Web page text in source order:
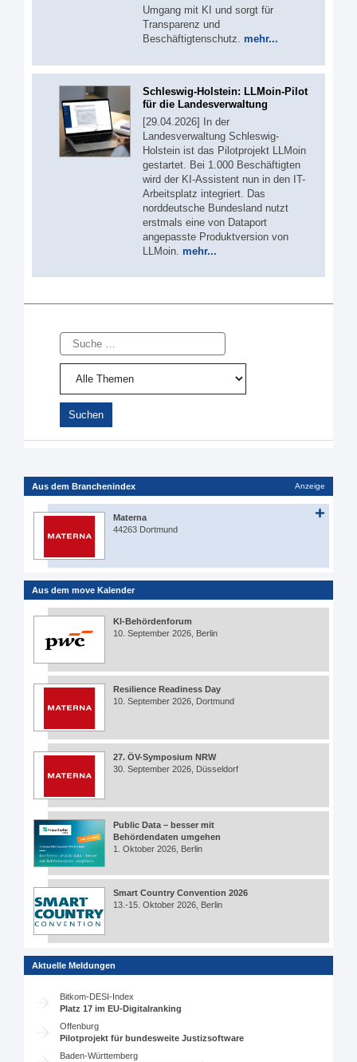
Umgang mit KI und sorgt für
Transparenz und
Beschäftigtenschutz. mehr...
Schleswig-Holstein: LLMoin-Pilot
für die Landesverwaltung
[29.04.2026] In der
Landesverwaltung Schleswig-
Holstein ist das Pilotprojekt LLMoin
gestartet. Bei 1.000 Beschäftigten
wird der KI-Assistent nun in den IT-
Arbeitsplatz integriert. Das
norddeutsche Bundesland nutzt
erstmals eine von Dataport
angepasste Produktversion von
LLMoin. mehr...
Suche
Aus dem Branchenindex Anzeige
Materna
44263 Dortmund
Aus dem move Kalender
KI-Behördenforum
10. September 2026, Berlin
Resilience Readiness Day
10. September 2026, Dortmund
27. ÖV-Symposium NRW
30. September 2026, Düsseldorf
Public Data – besser mit
Behördendaten umgehen
1. Oktober 2026, Berlin
Smart Country Convention 2026
13.-15. Oktober 2026, Berlin
Aktuelle Meldungen
Bitkom-DESI-Index
Platz 17 im EU-Digitalranking
Offenburg
Pilotprojekt für bundesweite Justizsoftware
Baden-Württemberg